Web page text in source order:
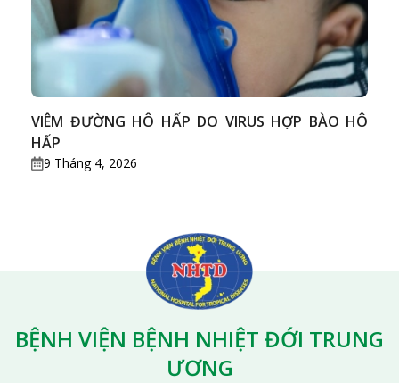
VIÊM ĐƯỜNG HÔ HẤP DO VIRUS HỢP BÀO HÔ
HẤP
9 Tháng 4, 2026
BỆNH VIỆN BỆNH NHIỆT ĐỚI TRUNG
ƯƠNG